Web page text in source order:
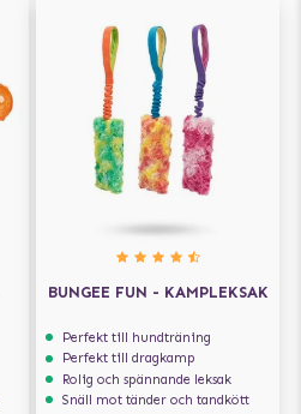
BUNGEE FUN - KAMPLEKSAK
Perfekt till hundträning
Perfekt till dragkamp
Rolig och spännande leksak
Snäll mot tänder och tandkött